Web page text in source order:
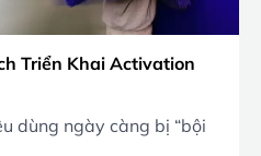
Triển Khai Activation
dùng ngày càng bị “bội